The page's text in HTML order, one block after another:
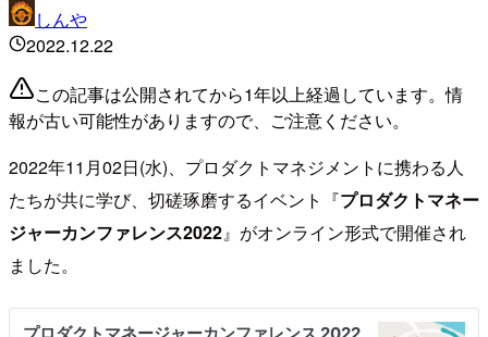
しんや
2022.12.22
この記事は公開されてから1年以上経過しています。情
報が古い可能性がありますので、ご注意ください。
2022年11月02日(水)、プロダクトマネジメントに携わる人
たちが共に学び、切磋琢磨するイベント『プロダクトマネー
ジャーカンファレンス2022』がオンライン形式で開催され
ました。